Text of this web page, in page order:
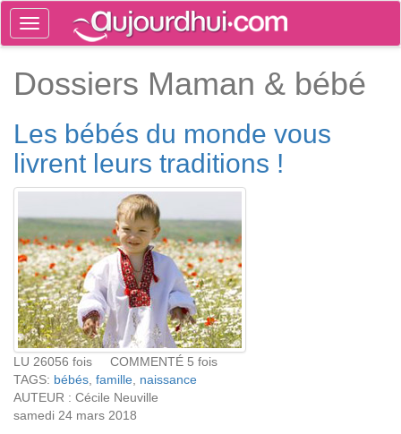
Toggle
navigation
Dossiers Maman & bébé
Les bébés du monde vous
livrent leurs traditions !
LU 26056 fois COMMENTÉ 5 fois
TAGS: bébés famille naissance
AUTEUR : Cécile Neuville
samedi 24 mars 2018